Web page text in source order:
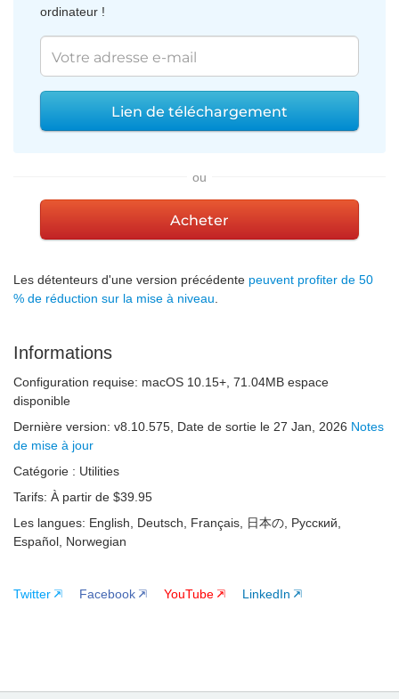
ordinateur !
Lien de téléchargement
ou
Acheter
Les détenteurs d'une version précédente peuvent profiter de 50
% de réduction sur la mise à niveau
Informations
Configuration requise: macOS 10.15+ 71.04MB espace
disponible
Dernière version: v8.10.575 , Date de sortie le 27 Jan, 2026 Notes
de mise à jour
Catégorie : Utilities
Tarifs: À partir de $39.95
Les langues: English, Deutsch, Français, 日本の, Русский,
Español, Norwegian
Twitter Facebook YouTube LinkedIn